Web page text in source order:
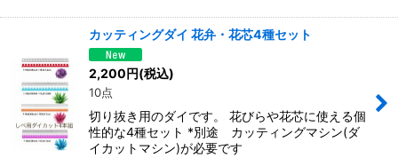
カッティングダイ 花弁・花芯4種セット
2,200円(税込)
10点
切り抜き用のダイです。 花びらや花芯に使える個
性的な4種セット *別途 カッティングマシン(ダ
イカットマシン)が必要です